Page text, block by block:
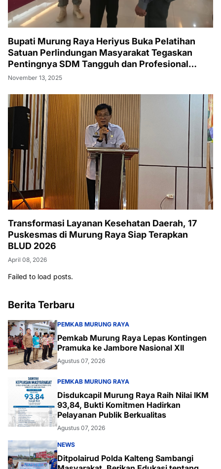
Bupati Murung Raya Heriyus Buka Pelatihan
Satuan Perlindungan Masyarakat Tegaskan
Pentingnya SDM Tangguh dan Profesional
Hadapi Tantangan Keamanan Daerah
November 13, 2025
Transformasi Layanan Kesehatan Daerah, 17
Puskesmas di Murung Raya Siap Terapkan
BLUD 2026
April 08, 2026
Failed to load posts.
Berita Terbaru
PEMKAB MURUNG RAYA
Pemkab Murung Raya Lepas Kontingen
Pramuka ke Jambore Nasional XII
Agustus 07, 2026
PEMKAB MURUNG RAYA
Disdukcapil Murung Raya Raih Nilai IKM
93,84, Bukti Komitmen Hadirkan
Pelayanan Publik Berkualitas
Agustus 07, 2026
NEWS
Ditpolairud Polda Kalteng Sambangi